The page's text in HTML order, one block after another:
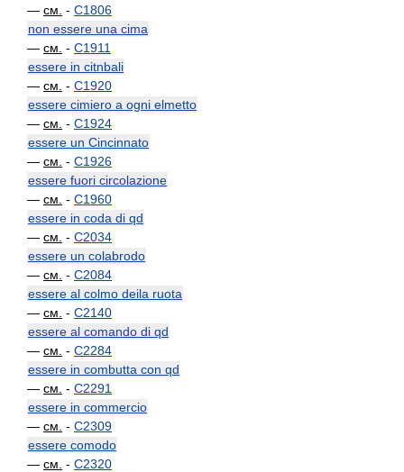
— см. - C1806
non essere una cima
— см. - C1911
essere in citnbali
— см. - C1920
essere cimiero a ogni elmetto
— см. - C1924
essere un Cincinnato
— см. - C1926
essere fuori circolazione
— см. - C1960
essere in coda di qd
— см. - C2034
essere un colabrodo
— см. - C2084
essere al colmo deila ruota
— см. - C2140
essere al comando di qd
— см. - C2284
essere in combutta con qd
— см. - C2291
essere in commercio
— см. - C2309
essere comodo
— см. - C2320